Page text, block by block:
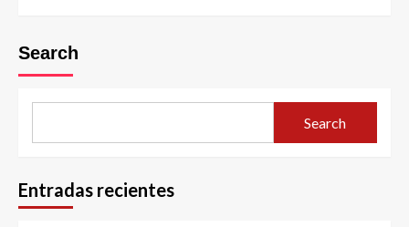
Search
Search
Entradas recientes